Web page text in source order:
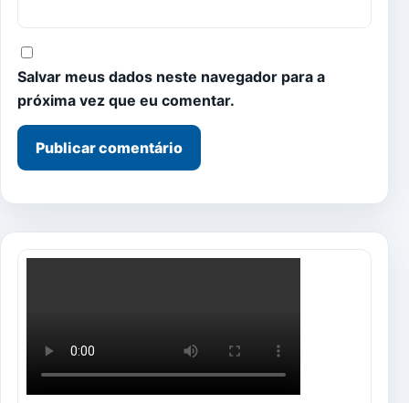
Salvar meus dados neste navegador para a
próxima vez que eu comentar.